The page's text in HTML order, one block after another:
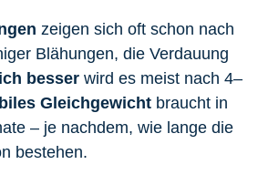
zeigen sich oft schon nach
Blähungen, die Verdauung
besser wird es meist nach 4–
Gleichgewicht braucht in
– je nachdem, wie lange die
bestehen.